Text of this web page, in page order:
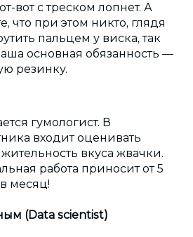
вот с треском лопнет. А
что при этом никто, глядя
пальцем у виска, так
основная обязанность —
резинку.
гумологист. В
входит оценивать
вкуса жвачки.
работа приносит от 5
месяц!
(Data scientist)